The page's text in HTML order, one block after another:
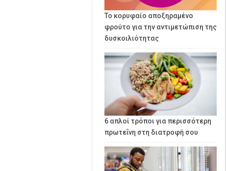
Το κορυφαίο αποξηραμένο
φρούτο για την αντιμετώπιση της
δυσκοιλιότητας
6 απλοί τρόποι για περισσότερη
πρωτεΐνη στη διατροφή σου